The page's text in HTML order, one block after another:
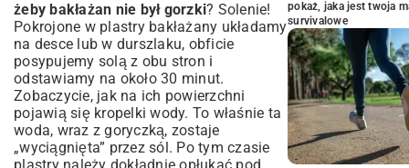
żeby bakłażan nie był gorzki? Solenie!
Pokrojone w plastry bakłażany układamy
na desce lub w durszlaku, obficie
posypujemy solą z obu stron i
odstawiamy na około 30 minut.
Zobaczycie, jak na ich powierzchni
pojawią się kropelki wody. To właśnie ta
woda, wraz z goryczką, zostaje
„wyciągnięta” przez sól. Po tym czasie
pokaż, jaka jest twoja
survivalowe